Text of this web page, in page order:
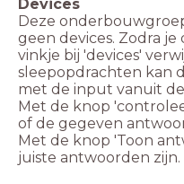
Deze
geen devices. Zodra
vinkje bij 'devices'
sleepopdrachten kan
Met de knop
Met de knop 'Toon
juiste antwoorden zijn.